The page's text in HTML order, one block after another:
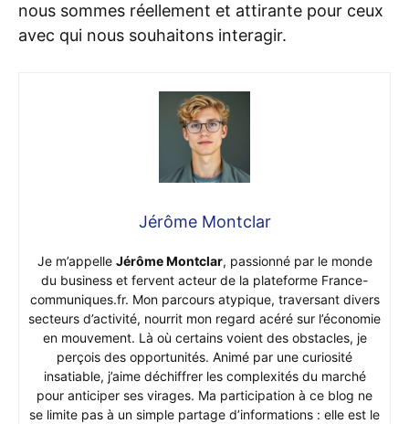
nous sommes réellement et attirante pour ceux
avec qui nous souhaitons interagir.
Jérôme Montclar
Je m’appelle Jérôme Montclar, passionné par le monde
du business et fervent acteur de la plateforme France-
communiques.fr. Mon parcours atypique, traversant divers
secteurs d’activité, nourrit mon regard acéré sur l’économie
en mouvement. Là où certains voient des obstacles, je
perçois des opportunités. Animé par une curiosité
insatiable, j’aime déchiffrer les complexités du marché
pour anticiper ses virages. Ma participation à ce blog ne
se limite pas à un simple partage d’informations : elle est le